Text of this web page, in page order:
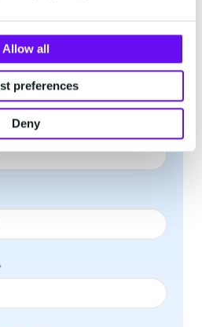
Allow all
preferences
Deny